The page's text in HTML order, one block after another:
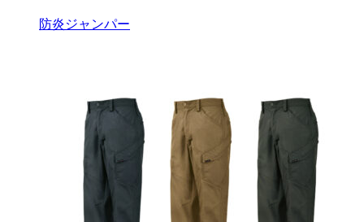
防炎ジャンパー